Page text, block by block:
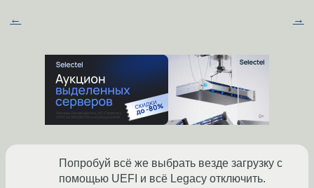
← →
Попробуй всё же выбрать везде загрузку с
помощью UEFI и всё Legacy отключить.